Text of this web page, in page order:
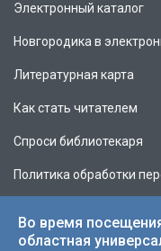
Электронный каталог
Новгородика в
Литературная карта
Как стать читателем
Спроси библиотекаря
Политика обработки
Во время
областная